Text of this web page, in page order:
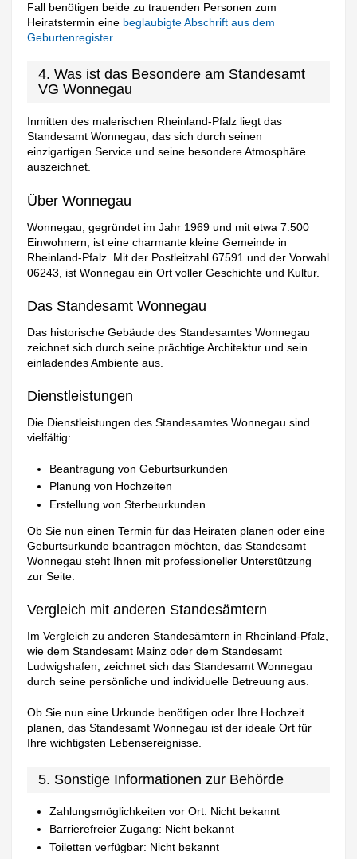
Fall benötigen beide zu trauenden Personen zum
Heiratstermin eine beglaubigte Abschrift aus dem
Geburtenregister.
4. Was ist das Besondere am Standesamt
VG Wonnegau
Inmitten des malerischen Rheinland-Pfalz liegt das
Standesamt Wonnegau, das sich durch seinen
einzigartigen Service und seine besondere Atmosphäre
auszeichnet.
Über Wonnegau
Wonnegau, gegründet im Jahr 1969 und mit etwa 7.500
Einwohnern, ist eine charmante kleine Gemeinde in
Rheinland-Pfalz. Mit der Postleitzahl 67591 und der Vorwahl
06243, ist Wonnegau ein Ort voller Geschichte und Kultur.
Das Standesamt Wonnegau
Das historische Gebäude des Standesamtes Wonnegau
zeichnet sich durch seine prächtige Architektur und sein
einladendes Ambiente aus.
Dienstleistungen
Die Dienstleistungen des Standesamtes Wonnegau sind
vielfältig:
Beantragung von Geburtsurkunden
Planung von Hochzeiten
Erstellung von Sterbeurkunden
Ob Sie nun einen Termin für das Heiraten planen oder eine
Geburtsurkunde beantragen möchten, das Standesamt
Wonnegau steht Ihnen mit professioneller Unterstützung
zur Seite.
Vergleich mit anderen Standesämtern
Im Vergleich zu anderen Standesämtern in Rheinland-Pfalz,
wie dem Standesamt Mainz oder dem Standesamt
Ludwigshafen, zeichnet sich das Standesamt Wonnegau
durch seine persönliche und individuelle Betreuung aus.
Ob Sie nun eine Urkunde benötigen oder Ihre Hochzeit
planen, das Standesamt Wonnegau ist der ideale Ort für
Ihre wichtigsten Lebensereignisse.
5. Sonstige Informationen zur Behörde
Zahlungsmöglichkeiten vor Ort: Nicht bekannt
Barrierefreier Zugang: Nicht bekannt
Toiletten verfügbar: Nicht bekannt